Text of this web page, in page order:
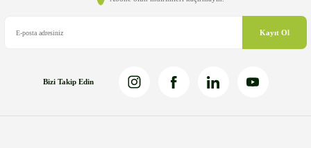
Kayıt Ol
Bizi Takip Edin